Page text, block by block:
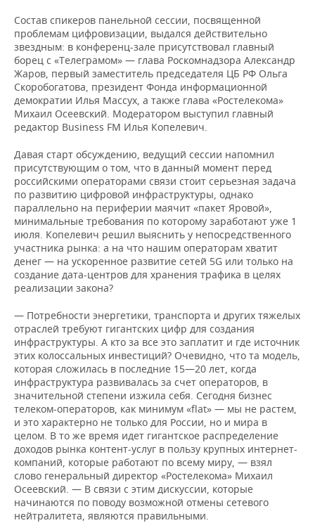
ВОДНЫЕ ВИДЫ СПОРТА
ХОККЕЙ С МЯЧОМ
ОБРАЗОВАНИЕ
ПРОИСШЕСТВИЯ
Состав спикеров панельной сессии, посвященной
проблемам цифровизации, выдался действительно
звездным: в конференц-зале присутствовал главный
борец с «Телеграмом» — глава Роскомнадзора Александр
Жаров, первый заместитель председателя ЦБ РФ Ольга
Скоробогатова, президент Фонда информационной
демократии Илья Массух, а также глава «Ростелекома»
Михаил Осеевский. Модератором выступил главный
редактор Business FM Илья Копелевич.
Давая старт обсуждению, ведущий сессии напомнил
присутствующим о том, что в данный момент перед
российскими операторами связи стоит серьезная задача
по развитию цифровой инфраструктуры, однако
параллельно на периферии маячит «пакет Яровой»,
минимальные требования по которому заработают уже 1
июля. Копелевич решил выяснить у непосредственного
участника рынка: а на что нашим операторам хватит
денег — на ускоренное развитие сетей 5G или только на
создание дата-центров для хранения трафика в целях
реализации закона?
— Потребности энергетики, транспорта и других тяжелых
отраслей требуют гигантских цифр для создания
инфраструктуры. А кто за все это заплатит и где источник
этих колоссальных инвестиций? Очевидно, что та модель,
которая сложилась в последние 15—20 лет, когда
инфраструктура развивалась за счет операторов, в
значительной степени изжила себя. Сегодня бизнес
телеком-операторов, как минимум «flat» — мы не растем,
и это характерно не только для России, но и мира в
целом. В то же время идет гигантское распределение
доходов рынка контент-услуг в пользу крупных интернет-
компаний, которые работают по всему миру, — взял
слово генеральный директор «Ростелекома» Михаил
Осеевский. — В связи с этим дискуссии, которые
начинаются по поводу возможной отмены сетевого
нейтралитета, являются правильными.